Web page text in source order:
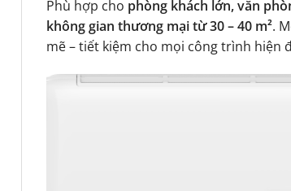
Phù hợp cho phòng khách lớn, văn
không gian thương mại từ 30 – 40 m².
mẽ – tiết kiệm cho mọi công trình hiện